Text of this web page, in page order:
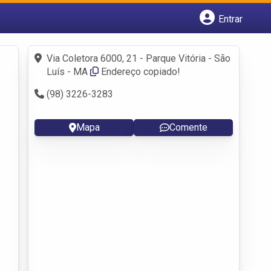
Entrar
Fazer login
Criar conta
Via Coletora 6000, 21 - Parque Vitória - São
Luís - MA
Endereço copiado!
(98) 3226-3283
Mapa Comente